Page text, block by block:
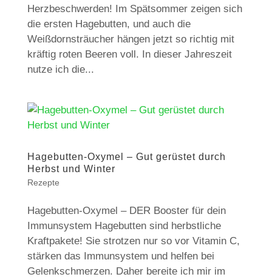
Herzbeschwerden! Im Spätsommer zeigen sich
die ersten Hagebutten, und auch die
Weißdornsträucher hängen jetzt so richtig mit
kräftig roten Beeren voll. In dieser Jahreszeit
nutze ich die...
Hagebutten-Oxymel – Gut gerüstet durch
Herbst und Winter
Rezepte
Hagebutten-Oxymel – DER Booster für dein
Immunsystem Hagebutten sind herbstliche
Kraftpakete! Sie strotzen nur so vor Vitamin C,
stärken das Immunsystem und helfen bei
Gelenkschmerzen. Daher bereite ich mir im